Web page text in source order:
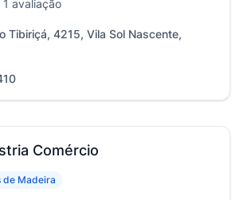
1 avaliação
Tibiriçá, 4215, Vila Sol Nascente,
Comércio
de Madeira